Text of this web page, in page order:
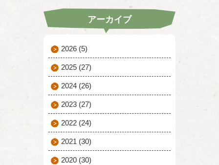
アーカイブ
2026 (5)
2025 (27)
2024 (26)
2023 (27)
2022 (24)
2021 (30)
2020 (30)